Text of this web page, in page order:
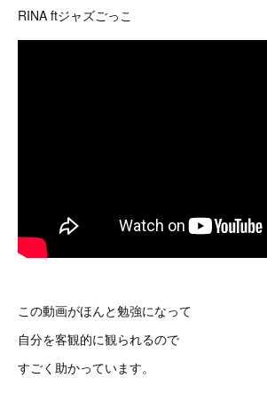
RINA ftジャズごっこ
この動画がほんと勉強になって
自分を客観的に観られるので
すごく助かっています。